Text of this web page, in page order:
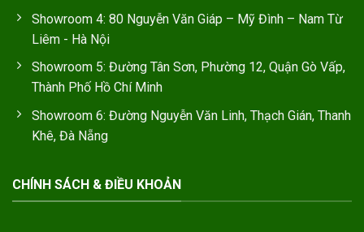
Showroom 4: 80 Nguyễn Văn Giáp – Mỹ Đình – Nam Từ
Liêm - Hà Nội
Showroom 5: Đường Tân Sơn, Phường 12, Quận Gò Vấp,
Thành Phố Hồ Chí Minh
Showroom 6: Đường Nguyễn Văn Linh, Thạch Gián, Thanh
Khê, Đà Nẵng
CHÍNH SÁCH & ĐIỀU KHOẢN